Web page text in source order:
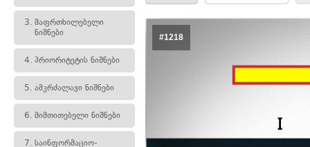
3. მაფრთხილებელი
ნიშნები
4. პრიორიტეტის ნიშნები
5. ამკრძალავი ნიშნები
6. მიმთითებელი ნიშნები
7. საინფორმაციო-
#1218